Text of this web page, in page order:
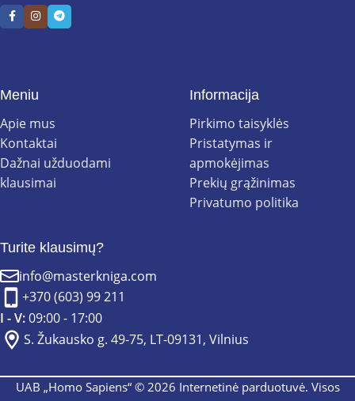
Meniu
Apie mus
Kontaktai
Dažnai užduodami
klausimai
Informacija
Pirkimo taisyklės
Pristatymas ir
apmokėjimas
Prekių grąžinimas
Privatumo politika
Turite klausimų?
info@masterkniga.com
+370 (603) 99 211
I - V:09:00 - 17:00
S. Žukausko g. 49-75, LT-09131, Vilnius
UAB „Homo Sapiens“ © 2026 Internetinė parduotuvė. Visos